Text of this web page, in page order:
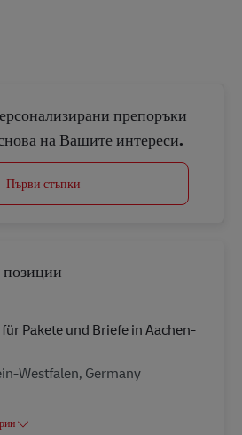
препоръки
на Вашите интереси.
Първи стъпки
Pakete und Briefe in Aachen-
Westfalen, Germany